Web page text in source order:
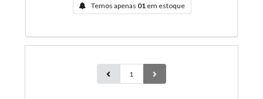
Temos apenas 01 em estoque